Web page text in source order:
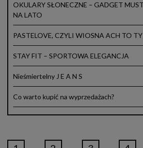
OKULARY SŁONECZNE – GADGET
NA LATO
PASTELOVE, CZYLI WIOSNA ACH TO
STAY FIT – SPORTOWA ELEGANCJA
Nieśmiertelny J E A N S
Co warto kupić na wyprzedażach?